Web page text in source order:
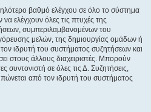
βαθμό ελέγχου σε όλο το σύστημα
ελέγχουν όλες τις πτυχές της
συμπεριλαμβανομένων του
μελών, της δημιουργίας ομάδων ή
ιδρυτή του συστήματος συζητήσεων και
στους άλλους διαχειριστές. Μπορούν
συντονιστή σε όλες τις Δ. Συζητήσεις,
από τον ιδρυτή του συστήματος